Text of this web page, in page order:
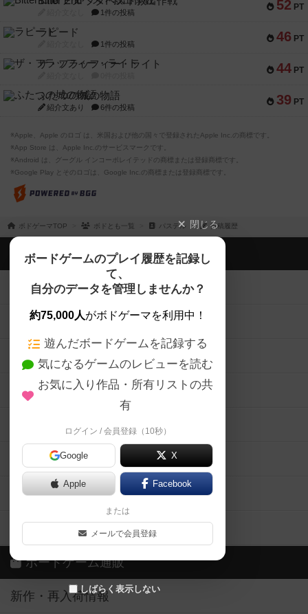
52 PT
1件の投稿
46 PT
ラピード
1件の投稿
44 PT
ザ・フラッフィー・ライト
39 PT
ふたつの城の物語
紹介文あり 6件の投稿
※Apple、Apple のロゴ は、米国および他の国々で登録されたApple Inc.の商標です。
※App Store は、Apple Inc.のサービスマークです。
※Android は、グーグル インコーポレイテッドの商標または登録商標です。
※Google Play とそのロゴは、Google Inc.の商標または登録商標です。
ボドゲーマTOP ボドとも一覧 パステル 投稿履歴
閉じる
ボードゲームのプレイ履歴を記録し
て、
自分のデータを管理しませんか？
約75,000人がボドゲーマを利用中！
遊んだボードゲームを記録する
気になるゲームのレビューを読む
お気に入り作品・所有リストの共
有
ログイン / 会員登録（10秒）
Google X
Apple Facebook
または
メールで会員登録
しばらく表示しない
ボドゲーマTOP
ボードゲームを検索する
ボードゲームの新着レビュー
ボードゲーム会情報
メカニクス特集
掲示板・トピックス
ボドとも・会員一覧
ボードゲーム業界コラム
ボドゲーマご利用案内
ボードゲーム通販
新作・再入荷情報